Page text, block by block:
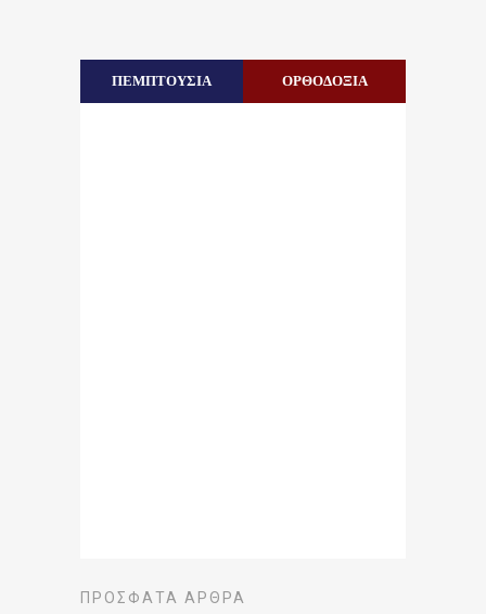
ΠΕΜΠΤΟΥΣΙΑ ΟΡΘΟΔΟΞΙΑ
ΠΡΌΣΦΑΤΑ ΆΡΘΡΑ